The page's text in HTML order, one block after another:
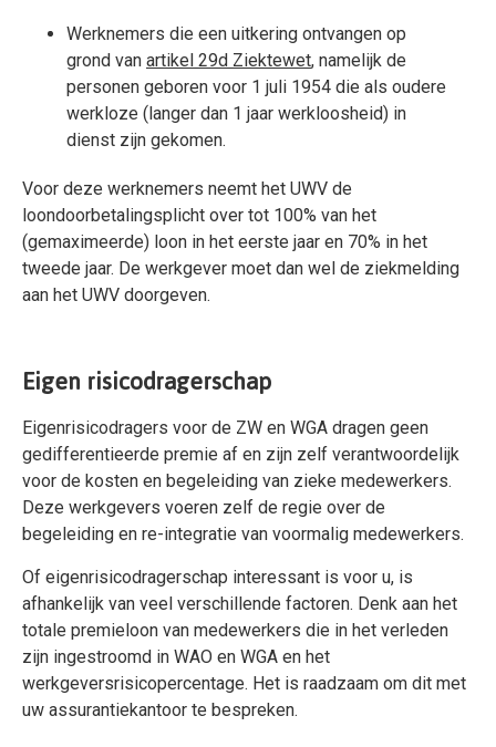
Werknemers die een uitkering ontvangen op
grond van artikel 29d Ziektewet, namelijk de
personen geboren voor 1 juli 1954 die als oudere
werkloze (langer dan 1 jaar werkloosheid) in
dienst zijn gekomen.
Voor deze werknemers neemt het UWV de
loondoorbetalingsplicht over tot 100% van het
(gemaximeerde) loon in het eerste jaar en 70% in het
tweede jaar. De werkgever moet dan wel de ziekmelding
aan het UWV doorgeven.
Eigen risicodragerschap
Eigenrisicodragers voor de ZW en WGA dragen geen
gedifferentieerde premie af en zijn zelf verantwoordelijk
voor de kosten en begeleiding van zieke medewerkers.
Deze werkgevers voeren zelf de regie over de
begeleiding en re-integratie van voormalig medewerkers.
Of eigenrisicodragerschap interessant is voor u, is
afhankelijk van veel verschillende factoren. Denk aan het
totale premieloon van medewerkers die in het verleden
zijn ingestroomd in WAO en WGA en het
werkgeversrisicopercentage. Het is raadzaam om dit met
uw assurantiekantoor te bespreken.